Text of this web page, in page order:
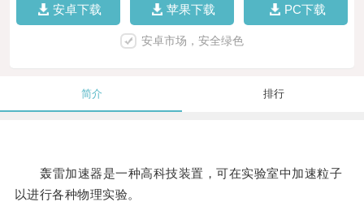
安卓下载 苹果下载 PC下载
安卓市场，安全绿色
简介 排行
轰雷加速器是一种高科技装置，可在实验室中加速粒子
以进行各种物理实验。